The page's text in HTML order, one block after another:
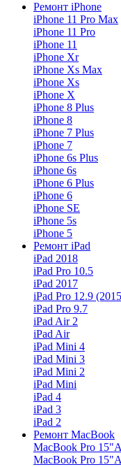
Ремонт iPhone
iPhone 11 Pro Max
iPhone 11 Pro
iPhone 11
iPhone Xr
iPhone Xs Max
iPhone Xs
iPhone X
iPhone 8 Plus
iPhone 8
iPhone 7 Plus
iPhone 7
iPhone 6s Plus
iPhone 6s
iPhone 6 Plus
iPhone 6
iPhone SE
iPhone 5s
iPhone 5
Ремонт iPad
iPad 2018
iPad Pro 10.5
iPad 2017
iPad Pro 12.9
iPad Pro 9.7
iPad Air 2
iPad Air
iPad Mini 4
iPad Mini 3
iPad Mini 2
iPad Mini
iPad 4
iPad 3
iPad 2
Ремонт MacBook
MacBook Pro 15"
MacBook Pro 15"